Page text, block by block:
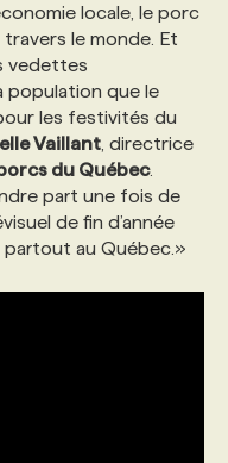
locale, le porc
le monde. Et
vedettes
population que le
les festivités du
Vaillant , directrice
du Québec.
part une fois de
de fin d’année
au Québec.»